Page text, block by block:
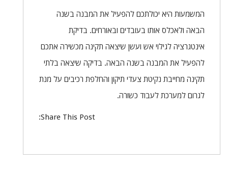
המשמעות היא יכולתכם להפעיל את המבנה בשנה
הבאה ולאכלס אותו בעובדים ובאורחים. בדיקת
אינטגרציה לגילוי אש ועשן שיצאה תקינה מכשירה אתכם
להפעיל את המבנה בשנה הבאה. בדיקה שיצאה בלתי
תקינה מחייבת נקיטת צעדי תיקון והחלפת רכיבים על מנת
לגרום למערכת לעבוד כשורה.
Share This Post: